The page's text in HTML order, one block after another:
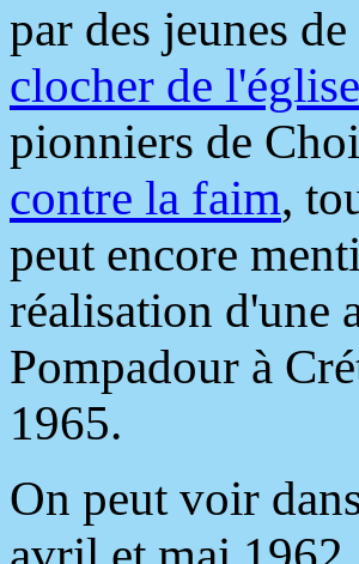
par des jeunes
clocher de
pionniers de
contre la faim,
peut encore
réalisation d'une
Pompadour à
1965.
On peut voir